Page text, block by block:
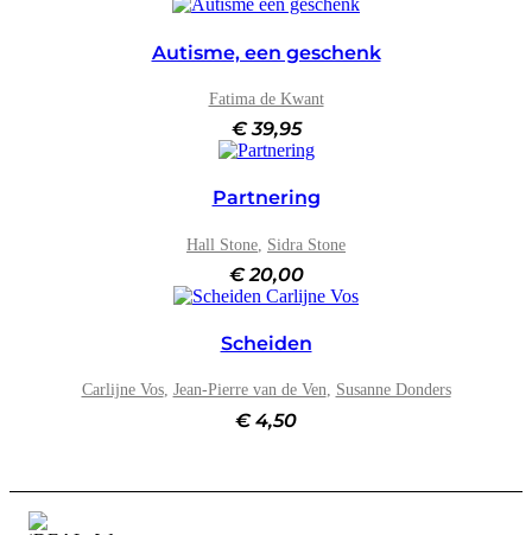
Autisme, een geschenk
Fatima de Kwant
€39,95
Partnering
Hall Stone Sidra Stone
€20,00
Scheiden
Carlijne Vos, Jean-Pierre van de Ven, Susanne Donders
€4,50